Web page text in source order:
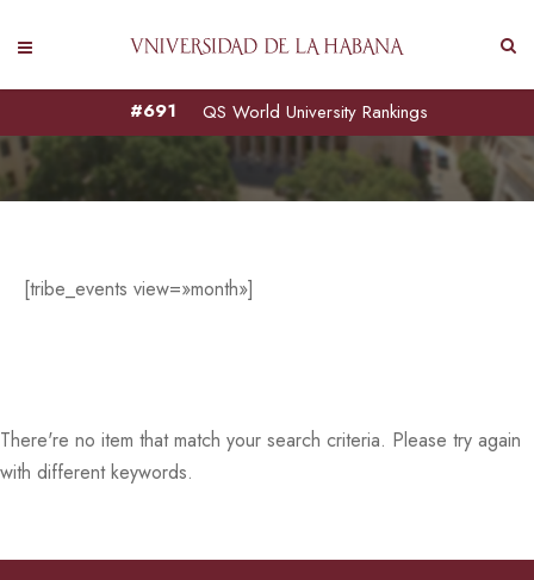
QS World University Rankings
#691
Eventos
[tribe_events view=»month»]
There're no item that match your search criteria. Please try again
with different keywords.